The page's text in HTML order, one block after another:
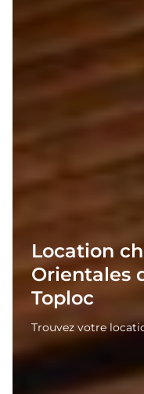
Location
Orientales
Toploc
Trouvez votre